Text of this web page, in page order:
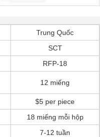
Trung Quốc
SCT
RFP-18
12 miếng
$5 per piece
18 miếng mỗi hộp
7-12 tuần